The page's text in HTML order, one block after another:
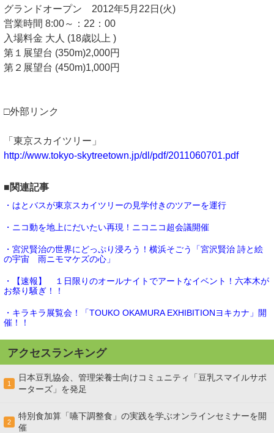
グランドオープン 2012年5月22日(火)
営業時間 8:00～：22：00
入場料金 大人 (18歳以上 )
第１展望台 (350m)2,000円
第２展望台 (450m)1,000円
□外部リンク
「東京スカイツリー」
http://www.tokyo-skytreetown.jp/dl/pdf/2011060701.pdf
■関連記事
・はとバスが東京スカイツリーの見学付きのツアーを運行
・ニコ動を地上にだいたい再現！ニコニコ超会議開催
・宮沢賢治の世界にどっぷり浸ろう！横浜そごう「宮沢賢治 詩と絵
の宇宙 雨ニモマケズの心」
・【速報】 １日限りのオールナイトでアートなイベント！六本木が
お祭り騒ぎ！！
・キラキラ展覧会！「TOUKO OKAMURA EXHIBITIONヨキカナ」開
催！！
アクセスランキング
1
日本豆乳協会、管理栄養士向けコミュニティ「豆乳スマイルサポ
ーターズ」を発足
2
特別食加算「嚥下調整食」の実践を学ぶオンラインセミナーを開
催